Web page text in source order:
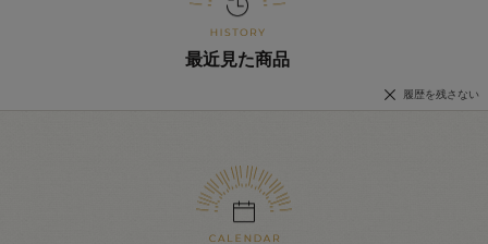
最近見た商品
履歴を残さない